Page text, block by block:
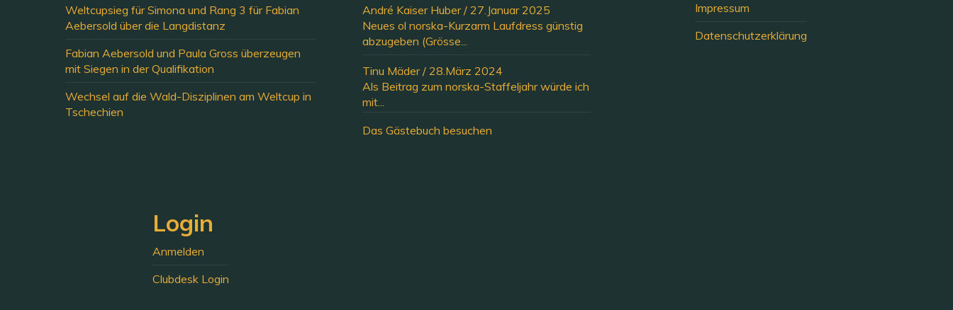
Weltcupsieg für Simona und Rang 3 für Fabian
Aebersold über die Langdistanz
Fabian Aebersold und Paula Gross überzeugen
mit Siegen in der Qualifikation
Wechsel auf die Wald-Disziplinen am Weltcup in
Tschechien
André Kaiser Huber/ 27.Januar 2025
Neues ol norska-Kurzarm Laufdress günstig
abzugeben (Grösse...
Tinu Mäder/ 28.März 2024
Als Beitrag zum norska-Staffeljahr würde ich
mit...
Das Gästebuch besuchen
Impressum
Datenschutzerklärung
Login
Anmelden
Clubdesk Login